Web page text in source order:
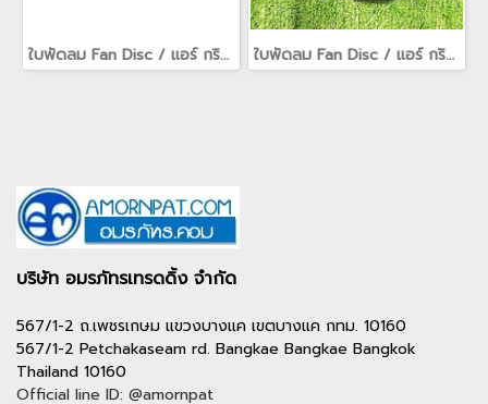
ใบพัดลม Fan Disc / แอร์ กริลล์ air grille / fan guard สำหรับ เครื่องปรับอากาศ อะไหล่ Trane เทรน(copy) ใบพัดลม Fan Disc / แอร์ กริลล์ air grille / fan guard สำหรับ เครื่องปรับอากาศ อะไหล่ Trane เทรน
บริษัท อมรภัทรเทรดดิ้ง จำกัด
567/1-2 ถ.เพชรเกษม แขวงบางแค เขตบางแค กทม. 10160
567/1-2 Petchakaseam rd. Bangkae Bangkae Bangkok
Thailand 10160
Official line ID: @amornpat